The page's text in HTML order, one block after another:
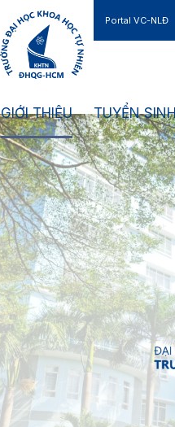
Portal VC-NLĐ
GIỚI THIỆU TUYỂN